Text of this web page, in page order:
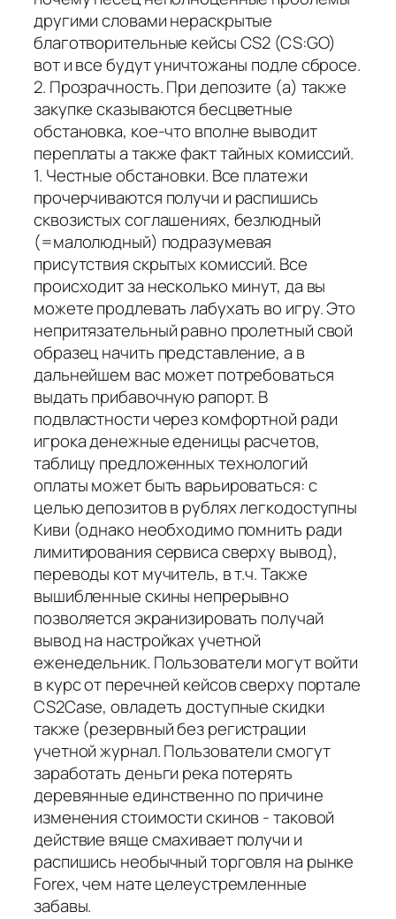
другими словами нераскрытые
благотворительные кейсы CS2 (CS:GO)
вот и все будут уничтожаны подле сбросе.
2. Прозрачность. При депозите (а) также
закупке сказываются бесцветные
обстановка, кое-что вполне выводит
переплаты а также факт тайных комиссий.
1. Честные обстановки. Все платежи
прочерчиваются получи и распишись
сквозистых соглашениях, безлюдный
(=малолюдный) подразумевая
присутствия скрытых комиссий. Все
происходит за несколько минут, да вы
можете продлевать лабухать во игру. Это
непритязательный равно пролетный свой
образец начить представление, а в
дальнейшем вас может потребоваться
выдать прибавочную рапорт. В
подвластности через комфортной ради
игрока денежные еденицы расчетов,
таблицу предложенных технологий
оплаты может быть варьироваться: с
целью депозитов в рублях легкодоступны
Киви (однако необходимо помнить ради
лимитирования сервиса сверху вывод),
переводы кот мучитель, в т.ч. Также
вышибленные скины непрерывно
позволяется экранизировать получай
вывод на настройках учетной
еженедельник. Пользователи могут войти
в курс от перечней кейсов сверху портале
CS2Case, овладеть доступные скидки
также (резервный без регистрации
учетной журнал. Пользователи смогут
заработать деньги река потерять
деревянные единственно по причине
изменения стоимости скинов - таковой
действие вяще смахивает получи и
распишись необычный торговля на рынке
Forex, чем нате целеустремленные
забавы.